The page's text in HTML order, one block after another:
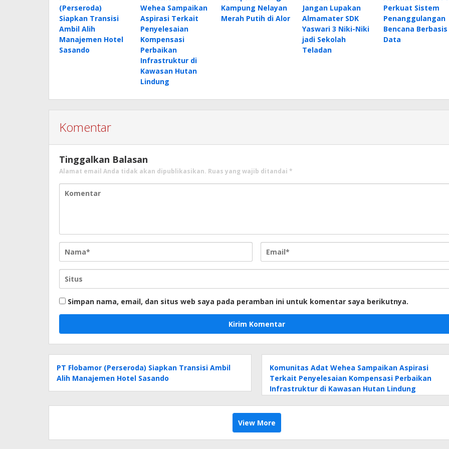
(Perseroda)
Siapkan Transisi
Ambil Alih
Manajemen Hotel
Sasando
Wehea Sampaikan
Aspirasi Terkait
Penyelesaian
Kompensasi
Perbaikan
Infrastruktur di
Kawasan Hutan
Lindung
Kampung Nelayan
Merah Putih di Alor
Jangan Lupakan
Almamater SDK
Yaswari 3 Niki-Niki
jadi Sekolah
Teladan
Perkuat Sistem
Penanggulangan
Bencana Berbasis
Data
Komentar
Tinggalkan Balasan
Alamat email Anda tidak akan dipublikasikan. Ruas yang wajib ditandai *
Simpan nama, email, dan situs web saya pada peramban ini untuk komentar saya berikutnya.
PT Flobamor (Perseroda) Siapkan Transisi Ambil
Alih Manajemen Hotel Sasando
Komunitas Adat Wehea Sampaikan Aspirasi
Terkait Penyelesaian Kompensasi Perbaikan
Infrastruktur di Kawasan Hutan Lindung
View More